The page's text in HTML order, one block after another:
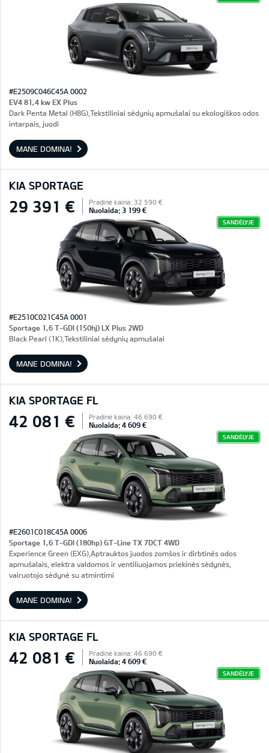
#E2509C046C45A 0002
EV4 81,4 kw EX Plus
Dark Penta Metal (H8G),Tekstiliniai sėdynių apmušalai su ekologiškos odos
intarpais, juodi
MANE DOMINA!
KIA SPORTAGE
29 391 € Pradinė kaina: 32 590 €
Nuolaida: 3 199 €
SANDĖLYJE
#E2510C021C45A 0001
Sportage 1,6 T-GDI (150hj) LX Plus 2WD
Black Pearl (1K),Tekstiliniai sėdynių apmušalai
MANE DOMINA!
KIA SPORTAGE FL
42 081 € Pradinė kaina: 46 690 €
Nuolaida: 4 609 €
SANDĖLYJE
#E2601C018C45A 0006
Sportage 1,6 T-GDI (180hp) GT-Line TX 7DCT 4WD
Experience Green (EXG),Aptrauktos juodos zomšos ir dirbtinės odos
apmušalais, elektra valdomos ir ventiliuojamos priekinės sėdynės,
vairuotojo sėdynė su atmintimi
MANE DOMINA!
KIA SPORTAGE FL
42 081 € Pradinė kaina: 46 690 €
Nuolaida: 4 609 €
SANDĖLYJE